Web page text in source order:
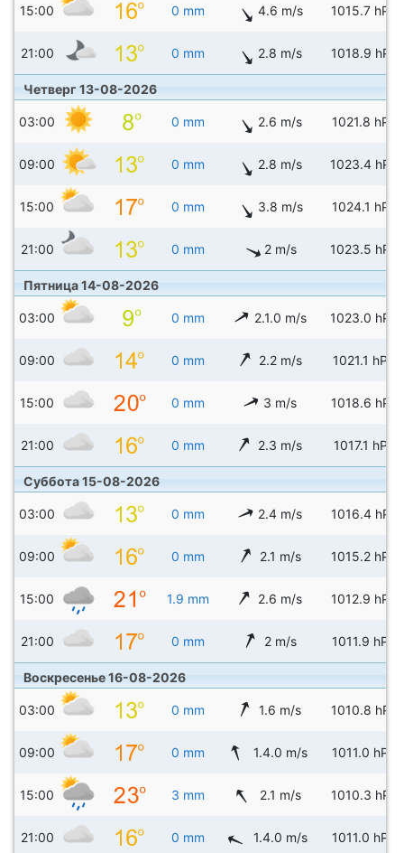
15:00 0 mm 4.6 m/s 1015.7 hPa
21:00 0 mm 2.8 m/s 1018.9 hPa
Четверг 13-08-2026
03:00 0 mm 2.6 m/s 1021.8 hPa
09:00 0 mm 2.8 m/s 1023.4 hPa
15:00 0 mm 3.8 m/s 1024.1 hPa
21:00 0 mm 2 m/s 1023.5 hPa
Пятница 14-08-2026
03:00 0 mm 2.1.0 m/s 1023.0 hPa
09:00 0 mm 2.2 m/s 1021.1 hPa
15:00 0 mm 3 m/s 1018.6 hPa
21:00 0 mm 2.3 m/s 1017.1 hPa
Суббота 15-08-2026
03:00 0 mm 2.4 m/s 1016.4 hPa
09:00 0 mm 2.1 m/s 1015.2 hPa
15:00 1.9 mm 2.6 m/s 1012.9 hPa
21:00 0 mm 2 m/s 1011.9 hPa
Воскресенье 16-08-2026
03:00 0 mm 1.6 m/s 1010.8 hPa
09:00 0 mm 1.4.0 m/s 1011.0 hPa
15:00 3 mm 2.1 m/s 1010.3 hPa
21:00 0 mm 1.4.0 m/s 1011.0 hPa